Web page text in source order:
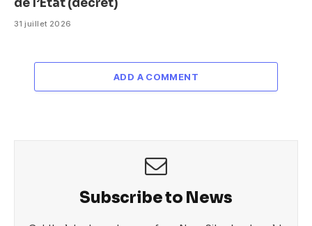
de l’Etat (décret)
31 juillet 2026
ADD A COMMENT
Subscribe to News